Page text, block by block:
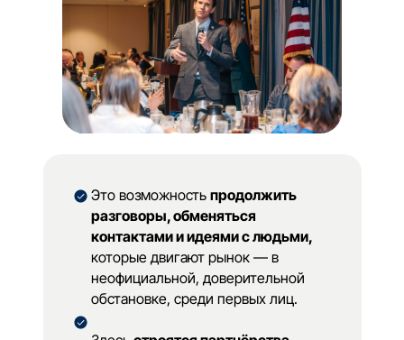
Это возможность продолжить
разговоры, обменяться
контактами и идеями с людьми,
которые двигают рынок — в
неофициальной, доверительной
обстановке, среди первых лиц.
После основной части встречи
участников ждёт неформальное
общение в камерной атмосфере